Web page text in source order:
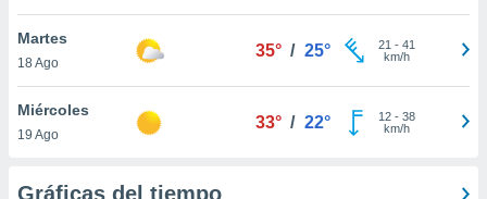
de
traten tus
en
interés
su
Martes
18 Ago
35° / 25° 21 - 41
km/h
Miércoles
19 Ago
33° / 22° 12- 38
km/h
Gráficas del tiempo